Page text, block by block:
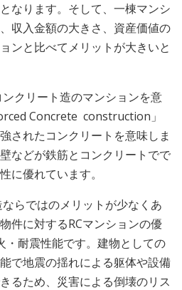
なります。そして、一棟マンシ
収入金額の大きさ、資産価値の
ンと比べてメリットが大きいと
クリート造のマンションを意
Concrete construction」
されたコンクリートを意味しま
などが鉄筋とコンクリートでで
に優れています。
らではのメリットが少なくあ
件に対するRCマンションの優
・耐震性能です。建物としての
で地震の揺れによる躯体や設備
るため、災害による倒壊のリス